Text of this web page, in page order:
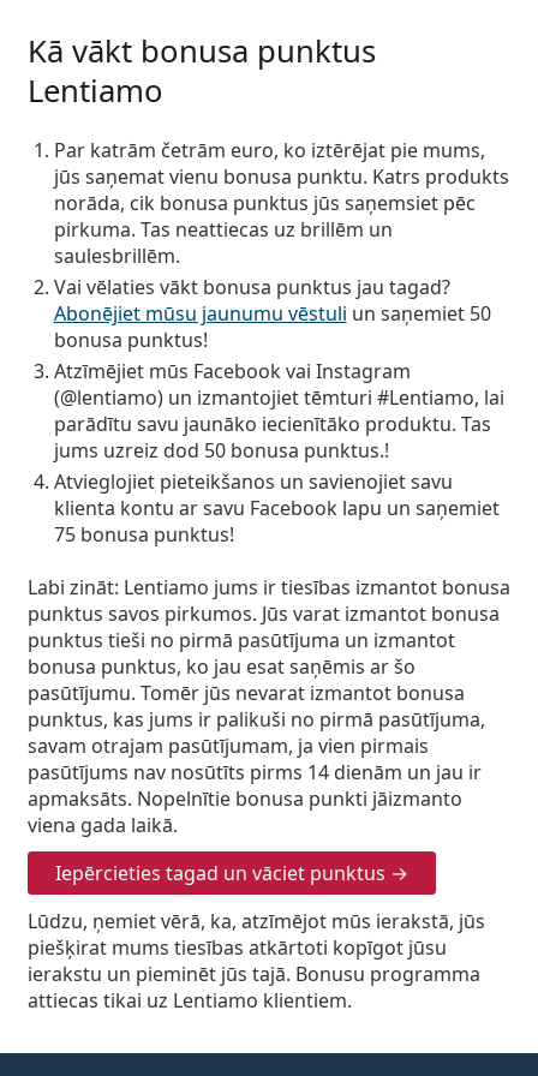
Prada
Kā vākt bonusa punktus
Lentiamo
Par katrām četrām euro, ko iztērējat pie mums,
jūs saņematvienu bonusa punktu. Katrs produkts
norāda, cik bonusa punktus jūs saņemsiet pēc
pirkuma. Tas neattiecas uz brillēm un
saulesbrillēm.
Vai vēlaties vākt bonusa punktus jau tagad?
Abonējiet mūsu jaunumu vēstuli un saņemiet 50
bonusa punktus!
Atzīmējiet mūs Facebook vai Instagram
(@lentiamo) un izmantojiet tēmturi #Lentiamo, lai
parādītu savu jaunāko iecienītāko produktu. Tas
jums uzreiz dod 50 bonusa punktus.!
Atvieglojiet pieteikšanos un savienojiet savu
klienta kontu ar savu Facebook lapu un saņemiet
75 bonusa punktus!
Labi zināt: Lentiamo jums ir tiesības izmantot bonusa
punktus savos pirkumos. Jūs varat izmantot bonusa
punktus tieši no pirmā pasūtījuma un izmantot
bonusa punktus, ko jau esat saņēmis ar šo
pasūtījumu. Tomēr jūs nevarat izmantot bonusa
punktus, kas jums ir palikuši no pirmā pasūtījuma,
savam otrajam pasūtījumam, ja vien pirmais
pasūtījums nav nosūtīts pirms 14 dienām un jau ir
apmaksāts. Nopelnītie bonusa punkti jāizmanto
viena gada laikā.
Iepērcieties tagad un vāciet punktus →
Lūdzu, ņemiet vērā, ka, atzīmējot mūs ierakstā, jūs
piešķirat mums tiesības atkārtoti kopīgot jūsu
ierakstu un pieminēt jūs tajā. Bonusu programma
attiecas tikai uz Lentiamo klientiem.